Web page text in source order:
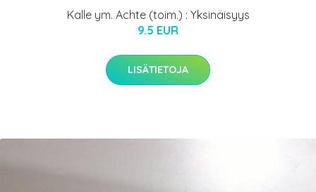
Kalle ym. Achte (toim.) : Yksinäisyys
9.5 EUR
LISÄTIETOJA